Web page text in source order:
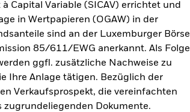
Capital Variable (SICAV) errichtet und
in Wertpapieren (OGAW) in der
sind an der Luxemburger Börse
85/611/EWG anerkannt. Als Folge
ggfl. zusätzliche Nachweise zu
Ihre Anlage tätigen. Bezüglich der
Verkaufsprospekt, die vereinfachten
zugrundeliegenden Dokumente.